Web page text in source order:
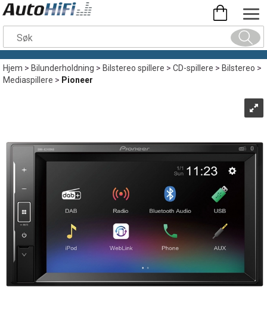
Hjem>Bilunderholdning>Bilstereo spillere>CD-spillere>Bilstereo>
Mediaspillere> Pioneer